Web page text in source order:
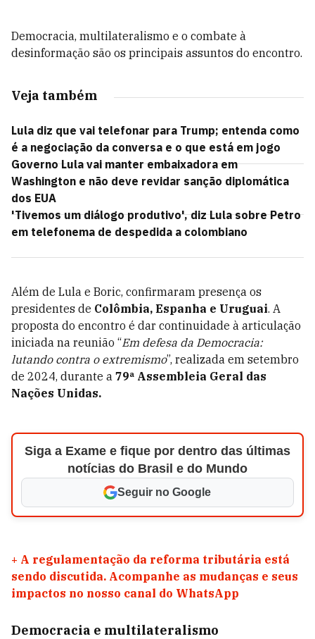
Democracia, multilateralismo e o combate à
desinformação são os principais assuntos do encontro.
Veja também
Lula diz que vai telefonar para Trump; entenda como
é a negociação da conversa e o que está em jogo
Governo Lula vai manter embaixadora em
Washington e não deve revidar sanção diplomática
dos EUA
'Tivemos um diálogo produtivo', diz Lula sobre Petro
em telefonema de despedida a colombiano
Além de Lula e Boric, confirmaram presença os
presidentes de Colômbia, Espanha e Uruguai. A
proposta do encontro é dar continuidade à articulação
iniciada na reunião “Em defesa da Democracia:
lutando contra o extremismo”, realizada em setembro
de 2024, durante a 79ª Assembleia Geral das
Nações Unidas.
Siga a Exame e fique por dentro das últimas
notícias do Brasil e do Mundo
Seguir no Google
+ A regulamentação da reforma tributária está
sendo discutida. Acompanhe as mudanças e seus
impactos no nosso canal do WhatsApp
Democracia e multilateralismo